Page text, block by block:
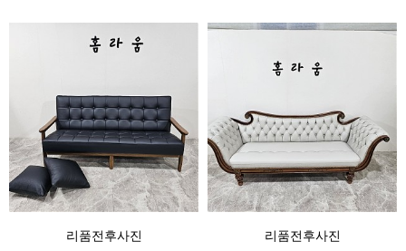
리품전후사진 리품전후사진